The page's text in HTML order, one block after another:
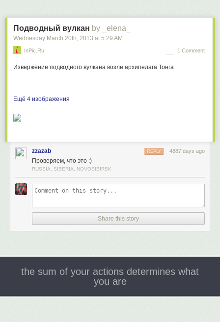
Подводный вулкан by _elena_
Wednesday March 20th, 2013 at 5:29 AM
InPic.ru 1 Comment
Извержение подводного вулкана возле архипелага Тонга
Ещё 4 изображения
zzazab 4887 days ago
REPLY
Проверяем, что это :)
RUSSIA, SIBERIA, NOVOSIBIRSK
Share this story
the sum of your actions determines what
you are